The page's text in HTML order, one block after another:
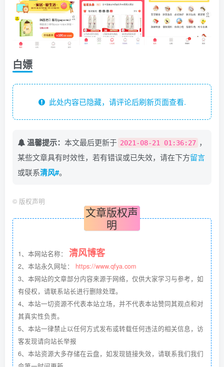
白嫖
此处内容已隐藏，请评论后刷新页面查看.
温馨提示： 本文最后更新于 2021-08-21 01:36:27 ，
某些文章具有时效性，若有错误或已失效，请在下方留言
或联系清风#。
© 版权声明
文章版权声
明
1、本网站名称： 清风博客
2、本站永久网址： https://www.qfya.com
3、本网站的文章部分内容来源于网络，仅供大家学习与参考，如
有侵权，请联系站长进行删除处理。
4、本站一切资源不代表本站立场，并不代表本站赞同其观点和对
其真实性负责。
5、本站一律禁止以任何方式发布或转载任何违法的相关信息，访
客发现请向站长举报
6、本站资源大多存储在云盘，如发现链接失效，请联系我们我们